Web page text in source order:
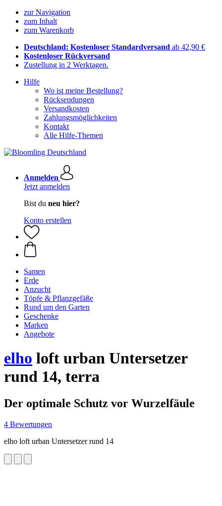
zur Navigation
zum Inhalt
zum Warenkorb
Deutschland: Kostenloser Standardversand ab 42,90 €
Kostenloser Rückversand
Zustellung in 2 Werktagen.
Hilfe
Wo ist meine Bestellung?
Rücksendungen
Versandkosten
Zahlungsmöglichkeiten
Kontakt
Alle Hilfe-Themen
Anmelden
Jetzt anmelden
Bist du neu hier?
Konto erstellen
Samen
Erde
Anzucht
Töpfe & Pflanzgefäße
Rund um den Garten
Geschenke
Marken
Angebote
elho loft urban Untersetzer
rund 14, terra
Der optimale Schutz vor Wurzelfäule
4 Bewertungen
elho loft urban Untersetzer rund 14